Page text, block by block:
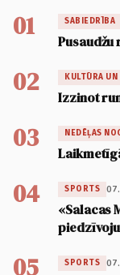
01 SABIEDRĪBA
02 KULTŪRA
Izzinot
03 NEDĒĻAS
04 SPORTS
«Salacas
05 SPORTS